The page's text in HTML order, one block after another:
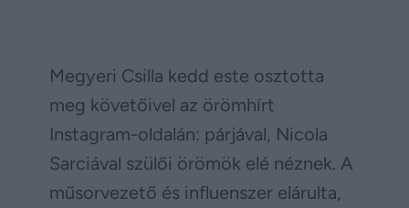
Megyeri Csilla kedd este osztotta
meg követőivel az örömhírt
Instagram-oldalán: párjával, Nicola
Sarciával szülői örömök elé néznek. A
műsorvezető és influenszer elárulta,